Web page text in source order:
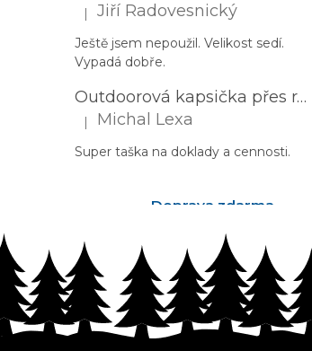
Hodnocení produktu je 5 z 5 hvězdiček.
| Jiří Radovesnický
Ještě jsem nepoužil. Velikost sedí.
Vypadá dobře.
Outdoorová kapsička přes rameno PROGRESS Corss Body černá
Hodnocení produktu je 5 z 5 hvězdiček.
| Michal Lexa
Super taška na doklady a cennosti.
Doprava zdarma
Z